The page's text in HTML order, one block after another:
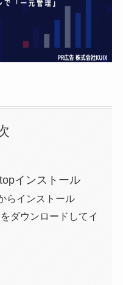
インストール
らインストール
ダウンロードしてイ